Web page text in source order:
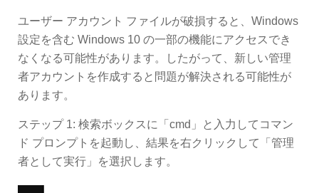
ユーザー アカウント ファイルが破損すると、Windows
設定を含む Windows 10 の一部の機能にアクセスでき
なくなる可能性があります。したがって、新しい管理
者アカウントを作成すると問題が解決される可能性が
あります。
ステップ 1: 検索ボックスに「cmd」と入力してコマン
ド プロンプトを起動し、結果を右クリックして「管理
者として実行」を選択します。